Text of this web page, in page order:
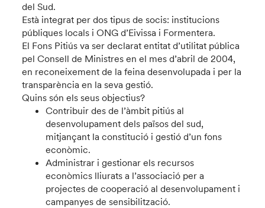
del Sud.
Està integrat per dos tipus de socis: institucions
públiques locals i ONG d’Eivissa i Formentera.
El Fons Pitiús va ser declarat entitat d’utilitat pública
pel Consell de Ministres en el mes d’abril de 2004,
en reconeixement de la feina desenvolupada i per la
transparència en la seva gestió.
Quins són els seus objectius?
Contribuir des de l’àmbit pitiús al
desenvolupament dels països del sud,
mitjançant la constitució i gestió d’un fons
econòmic.
Administrar i gestionar els recursos
econòmics lliurats a l’associació per a
projectes de cooperació al desenvolupament i
campanyes de sensibilització.